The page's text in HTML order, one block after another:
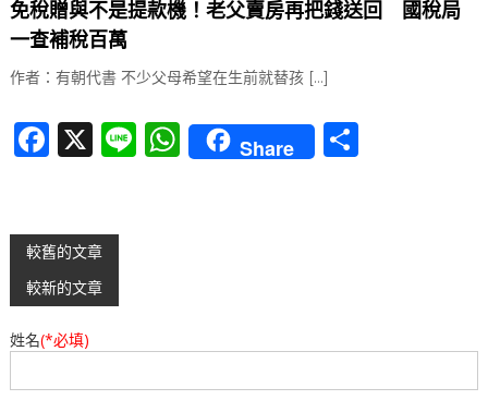
免稅贈與不是提款機！老父賣房再把錢送回 國稅局
一查補稅百萬
作者：有朝代書 不少父母希望在生前就替孩 […]
F
e
b
o
o
k
X Li W
h
p
Share
分
文
章
導
較舊的文章
較新的文章
姓名(*必填)